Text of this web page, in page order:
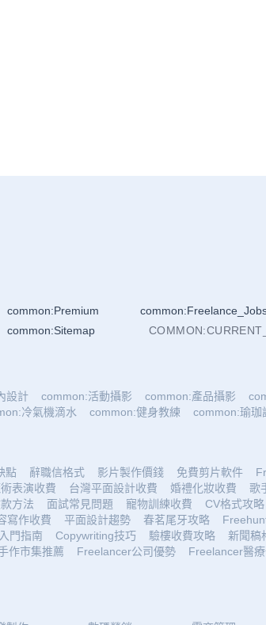
common:Premium
common:Sitemap
設計 common:活動攝影 common:產品攝影
冷氣機滴水
common:健身教練 common:瑜珈
點 辭職信格式 影片製作價錢 免費剪片軟件
表演收費
台灣平面設計收費 婚禮化妝收費 歌
方法
面試常見問題 寵物訓練收費 CV格式攻略
寫作收費
平面設計趨勢 春茗尾牙攻略
門指南
Copywriting技巧 驗樓收費攻略 新聞稿
作市集推薦
Freelancer公司優勢 Freelancer醫